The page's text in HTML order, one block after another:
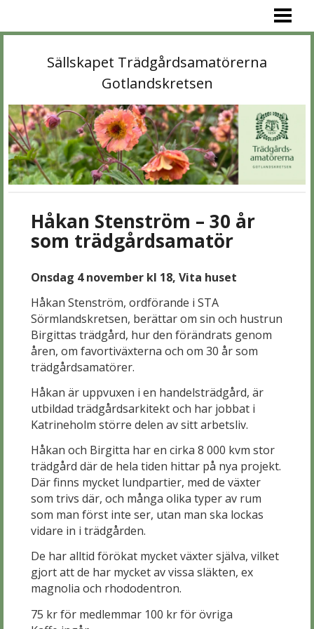
KONTAKT
OM OSS
GALLERI
STA»
Sällskapet Trädgårdsamatörerna
Gotlandskretsen
Håkan Stenström – 30 år
som trädgårdsamatör
Onsdag 4 november kl 18, Vita huset
Håkan Stenström, ordförande i STA
Sörmlandskretsen, berättar om sin och hustrun
Birgittas trädgård, hur den förändrats genom
åren, om favortiväxterna och om 30 år som
trädgårdsamatörer.
Håkan är uppvuxen i en handelsträdgård, är
utbildad trädgårdsarkitekt och har jobbat i
Katrineholm större delen av sitt arbetsliv.
Håkan och Birgitta har en cirka 8 000 kvm stor
trädgård där de hela tiden hittar på nya projekt.
Där finns mycket lundpartier, med de växter
som trivs där, och många olika typer av rum
som man först inte ser, utan man ska lockas
vidare in i trädgården.
De har alltid förökat mycket växter själva, vilket
gjort att de har mycket av vissa släkten, ex
magnolia och rhododentron.
75 kr för medlemmar 100 kr för övriga